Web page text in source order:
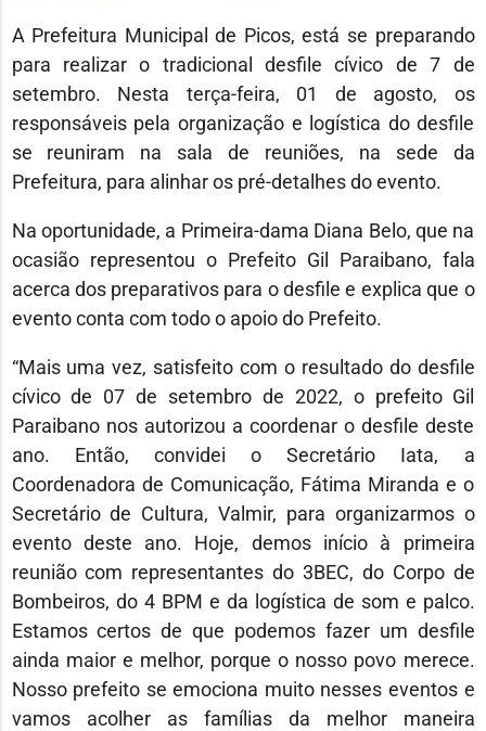
A Prefeitura Municipal de Picos, está se preparando
para realizar o tradicional desfile cívico de 7 de
setembro. Nesta terça-feira, 01 de agosto, os
responsáveis pela organização e logística do desfile
se reuniram na sala de reuniões, na sede da
Prefeitura, para alinhar os pré-detalhes do evento.
Na oportunidade, a Primeira-dama Diana Belo, que na
ocasião representou o Prefeito Gil Paraibano, fala
acerca dos preparativos para o desfile e explica que o
evento conta com todo o apoio do Prefeito.
“Mais uma vez, satisfeito com o resultado do desfile
cívico de 07 de setembro de 2022, o prefeito Gil
Paraibano nos autorizou a coordenar o desfile deste
ano. Então, convidei o Secretário Iata, a
Coordenadora de Comunicação, Fátima Miranda e o
Secretário de Cultura, Valmir, para organizarmos o
evento deste ano. Hoje, demos início à primeira
reunião com representantes do 3BEC, do Corpo de
Bombeiros, do 4 BPM e da logística de som e palco.
Estamos certos de que podemos fazer um desfile
ainda maior e melhor, porque o nosso povo merece.
Nosso prefeito se emociona muito nesses eventos e
vamos acolher as famílias da melhor maneira